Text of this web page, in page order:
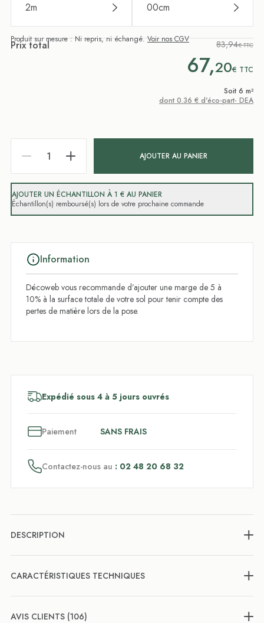
2m 00cm
Produit sur mesure : Ni repris, ni échangé.Voir nos CGV
Prix total 83,94€ TTC
67,20€ TTC
Soit 6 m²
dont 0.36 € d'éco-part- DEA
AJOUTER AU PANIER
AJOUTER UN ÉCHANTILLON À 1 € AU PANIER
Échantillon(s) remboursé(s) lors de votre prochaine commande
Information
Décoweb vous recommande d’ajouter une marge de 5 à
10% à la surface totale de votre sol pour tenir compte des
pertes de matière lors de la pose.
Expédié sous 4 à 5 jours ouvrés
Paiement SANS FRAIS
Contactez-nous au : 02 48 20 68 32
DESCRIPTION
CARACTÉRISTIQUES TECHNIQUES
AVIS CLIENTS (106)